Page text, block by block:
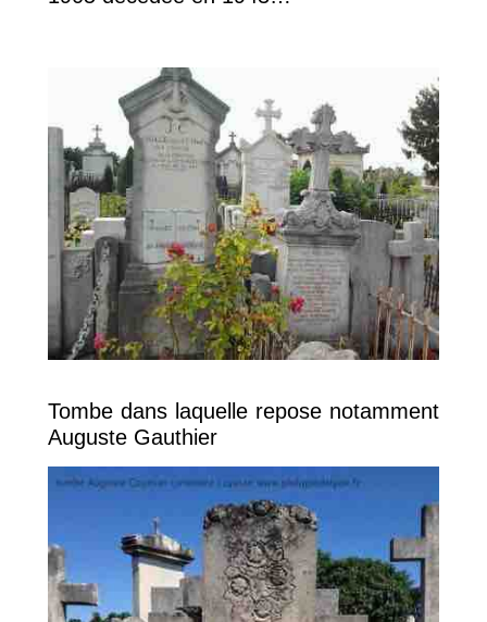
Tombe dans laquelle repose notamment
Auguste Gauthier